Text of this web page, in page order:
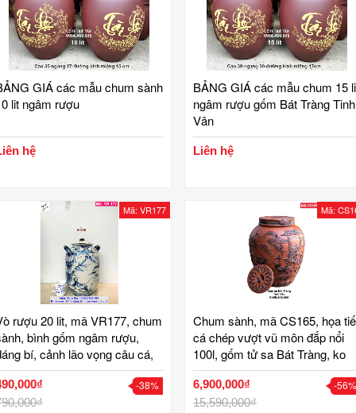
GIÁ các mẫu chum sành
lit ngâm rượu
hệ
BẢNG GIÁ các mẫu chum 15
ngâm rượu gốm Bát Tràng Tinh
Vân
Liên hệ
Mã: VR177
rượu 20 lit, mã VR177, chum
bình gốm ngâm rượu,
bí, cảnh lão vọng câu cá,
trắng hoa văn xanh lam
thống, ngâm rượu ngon,
sứ bát tràng tinh vân
-38%
Mã:
Chum sành, mã CS165, họa
cá chép vượt vũ môn đắp nổi
100l, gốm tử sa Bát Tràng, ko
men, khử độc, gốm Tinh Vân
6,900,000₫
15,590,000₫
-56%